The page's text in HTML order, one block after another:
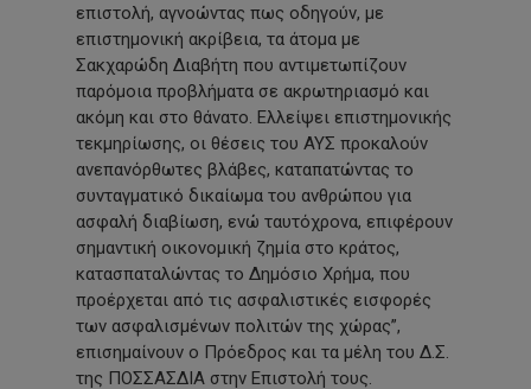
επιστολή, αγνοώντας πως οδηγούν, με
επιστημονική ακρίβεια, τα άτομα με
Σακχαρώδη Διαβήτη που αντιμετωπίζουν
παρόμοια προβλήματα σε ακρωτηριασμό και
ακόμη και στο θάνατο. Ελλείψει επιστημονικής
τεκμηρίωσης, οι θέσεις του ΑΥΣ προκαλούν
ανεπανόρθωτες βλάβες, καταπατώντας το
συνταγματικό δικαίωμα του ανθρώπου για
ασφαλή διαβίωση, ενώ ταυτόχρονα, επιφέρουν
σημαντική οικονομική ζημία στο κράτος,
κατασπαταλώντας το Δημόσιο Χρήμα, που
προέρχεται από τις ασφαλιστικές εισφορές
των ασφαλισμένων πολιτών της χώρας”,
επισημαίνουν ο Πρόεδρος και τα μέλη του Δ.Σ.
της ΠΟΣΣΑΣΔΙΑ στην Επιστολή τους.